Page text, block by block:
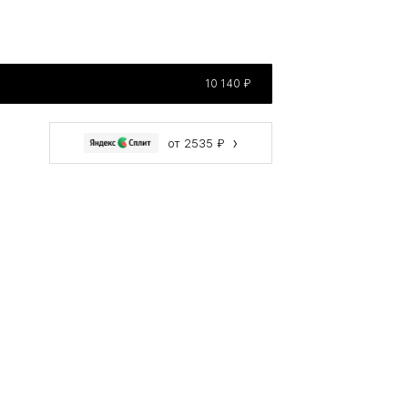
10 140 ₽
от 2535 ₽ ›